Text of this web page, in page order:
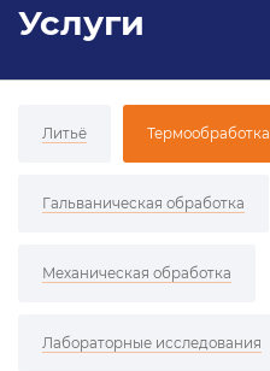
Услуги
Литьё Термообработка
Гальваническая обработка
Механическая обработка
Лабораторные исследования